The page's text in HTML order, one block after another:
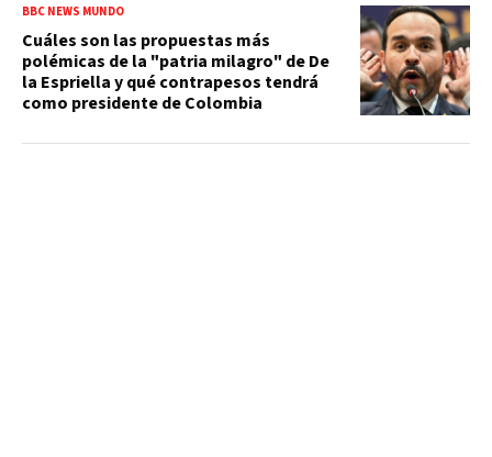
BBC NEWS MUNDO
Cuáles son las propuestas más
polémicas de la "patria milagro" de De
la Espriella y qué contrapesos tendrá
como presidente de Colombia